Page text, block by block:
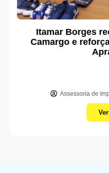
Itamar Borges
Camargo e
Assessoria de